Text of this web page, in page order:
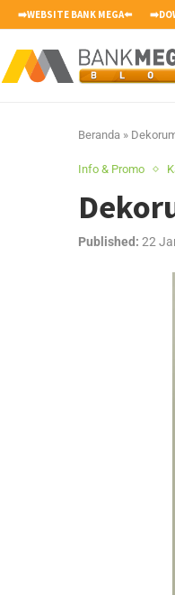
➡️WEBSITE BANK MEGA⬅️
Beranda »
Info & Promo
Published: 22